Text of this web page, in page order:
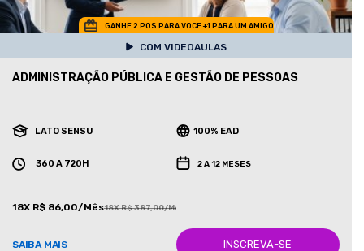
GANHE 2 POS PARA VOCE +1 PARA UM AMIGO
COM VIDEOAULAS
ADMINISTRAÇÃO PÚBLICA E GESTÃO DE PESSOAS
LATO SENSU 100% EAD
360 A 720H 2 A 12 MESES
18X R$ 86,00/Mês18X R$ 387,00/Mês
SAIBA MAIS INSCREVA-SE